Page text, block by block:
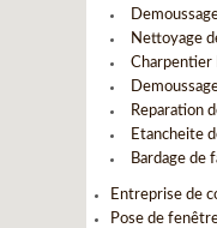
Nettoyage
Charpentier
Reparation
Etancheite
Bardage de
Entreprise de
Pose de